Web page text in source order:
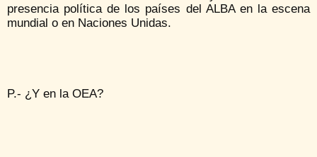
presencia política de los países del ALBA en la escena
mundial o en Naciones Unidas.
P.- ¿Y en la OEA?